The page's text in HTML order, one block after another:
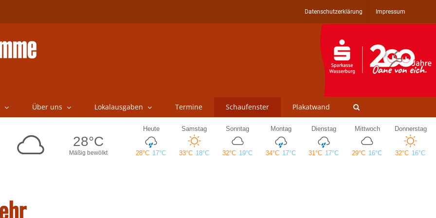
Datenschutzerklärung Impressum
Über uns Lokalausgaben Termine Schaufenster Plakatwand